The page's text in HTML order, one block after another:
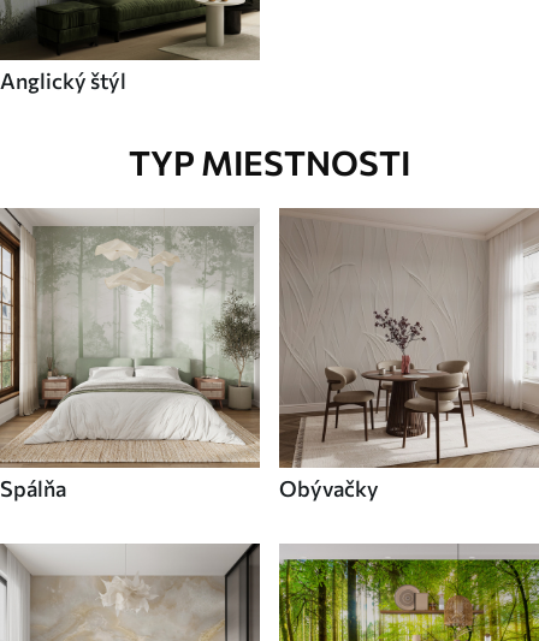
Anglický štýl
TYP MIESTNOSTI
Spálňa Obývačky